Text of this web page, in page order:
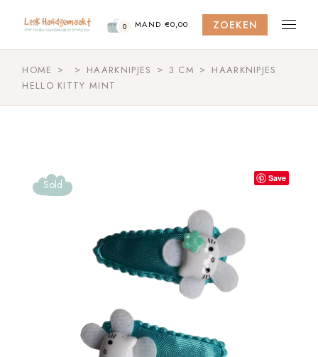
content
0 MAND €0,00 ZOEKEN
HOME HAARKNIPJES 3 CM
HAARKNIPJES
HELLO KITTY MINT
Sold Save